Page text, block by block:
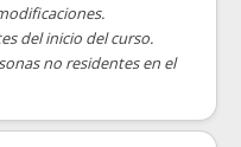
del inicio del curso.
no residentes en el